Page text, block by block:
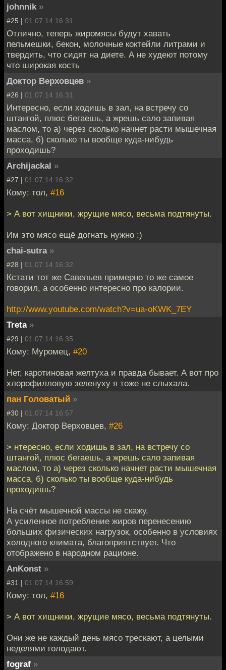
johnnik »
#25 | 01.07.14 16:31
Отлично, теперь жиромясы будут хавать
пельмешки, бекон, молочные коктейли литрами и
твердить, что сидят на диете. А не худеют потому
что широкая кость
Доктор Верховцев »
#26 | 01.07.14 16:31
Интересно, если ходишь в зал, на встречу со
штангой, плюс бегаешь, а жрешь сало запивая
маслом, то а) через сколько начнет расти мышечная
масса, б) сколько ты вообще куда-нибудь
проходишь?
Archijackal »
#27 | 01.07.14 16:32
Кому: тол, #16
> А вот хищники, жрущие мясо, весьма подтянуты.
Им это мясо ещё догнать нужно :)
chai-sutra »
#28 | 01.07.14 16:32
Кстати тот же Савельев примерно то же самое
говорил, а особенно интересно про калории.
http://www.youtube.com/watch?v=ua-oKWK_7EY
Treta »
#29 | 01.07.14 16:35
Кому: Муромец, #20
Нет, каротиновая желтуха и правда бывает. А вот про
хлорофилловую зеленуху я тоже не слыхала.
пан Головатый »
#30 | 01.07.14 16:57
Кому: Доктор Верховцев, #26
> нтересно, если ходишь в зал, на встречу со
штангой, плюс бегаешь, а жрешь сало запивая
маслом, то а) через сколько начнет расти мышечная
масса, б) сколько ты вообще куда-нибудь
проходишь?
На счёт мышечной массы не скажу.
А усиленное потребление жиров перенесению
больших физических нагрузок, особенно в условиях
холодного климата, благоприятствует. Что
отображено в народном рационе.
AnKonst »
#31 | 01.07.14 16:59
Кому: тол, #16
> А вот хищники, жрущие мясо, весьма подтянуты.
Они же не каждый день мясо трескают, а целыми
неделями голодают.
fograf »